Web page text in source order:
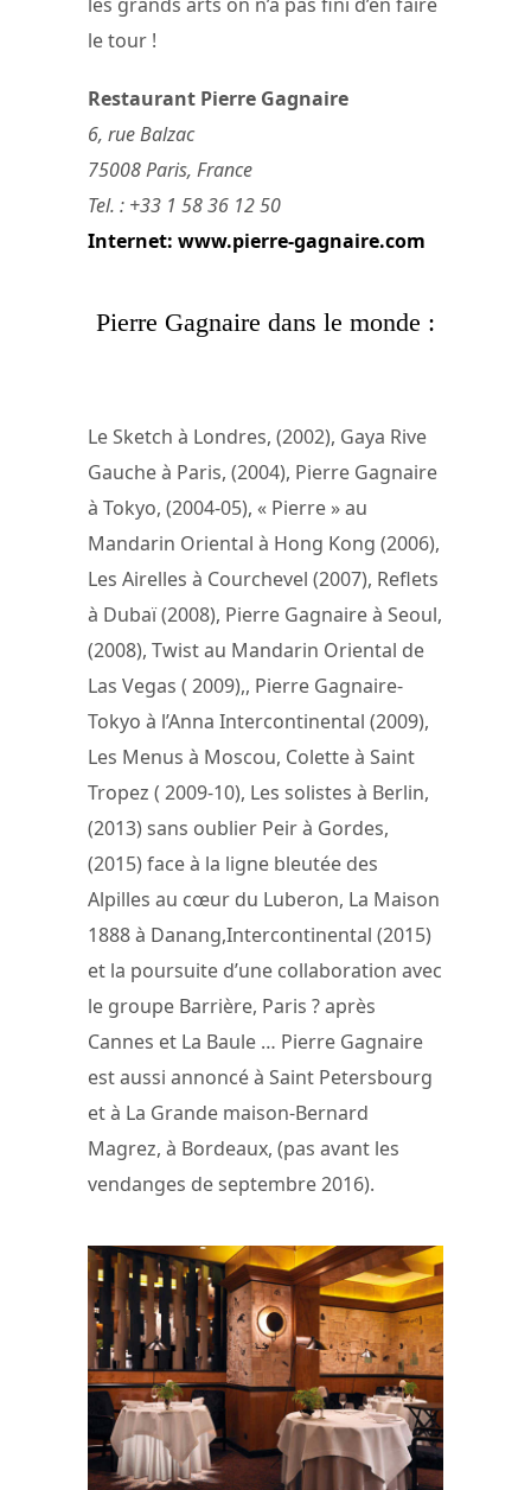
le tour !
Restaurant Pierre Gagnaire
6, rue Balzac
75008 Paris, France
Tel. : +33 1 58 36 12 50
Internet: www.pierre-gagnaire.com
Pierre Gagnaire dans le monde :
Le Sketch à Londres, (2002), Gaya Rive
Gauche à Paris, (2004), Pierre Gagnaire
à Tokyo, (2004-05), « Pierre » au
Mandarin Oriental à Hong Kong (2006),
Les Airelles à Courchevel (2007), Reflets
à Dubaï (2008), Pierre Gagnaire à Seoul,
(2008), Twist au Mandarin Oriental de
Las Vegas ( 2009),, Pierre Gagnaire-
Tokyo à l’Anna Intercontinental (2009),
Les Menus à Moscou, Colette à Saint
Tropez ( 2009-10), Les solistes à Berlin,
(2013) sans oublier Peir à Gordes,
(2015) face à la ligne bleutée des
Alpilles au cœur du Luberon, La Maison
1888 à Danang,Intercontinental (2015)
et la poursuite d’une collaboration avec
le groupe Barrière, Paris ? après
Cannes et La Baule … Pierre Gagnaire
est aussi annoncé à Saint Petersbourg
et à La Grande maison-Bernard
Magrez, à Bordeaux, (pas avant les
vendanges de septembre 2016).